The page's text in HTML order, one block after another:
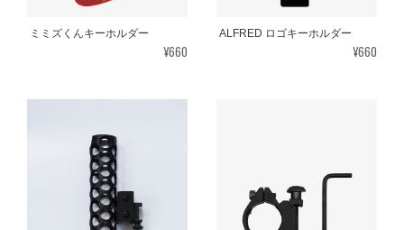
ミミズくんキーホルダー
¥660
ALFRED ロゴキーホルダー
¥660